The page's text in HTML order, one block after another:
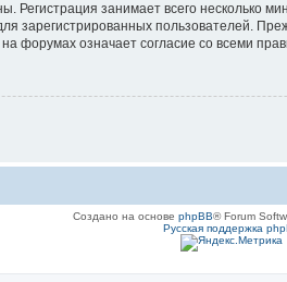
занимает всего несколько
зарегистрированных пользователей.
форумах означает согласие со всеми
Создано на основе phpBB® Forum
Русская поддержка